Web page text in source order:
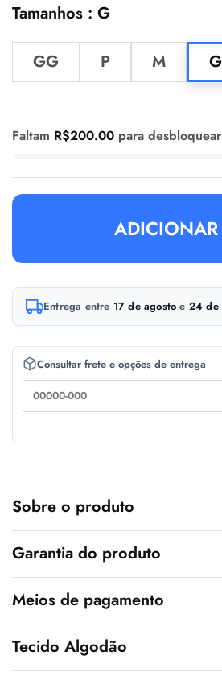
Tamanhos G
GG P M G
Faltam R$200.00 para
ADICIONAR
A
i
v
e
:
Entrega entre 17 de agosto e 24 de
Consultar frete e opções de entrega
Sobre o produto
Garantia do produto
Meios de pagamento
Tecido Algodão